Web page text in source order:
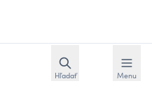
Hľadať Menu